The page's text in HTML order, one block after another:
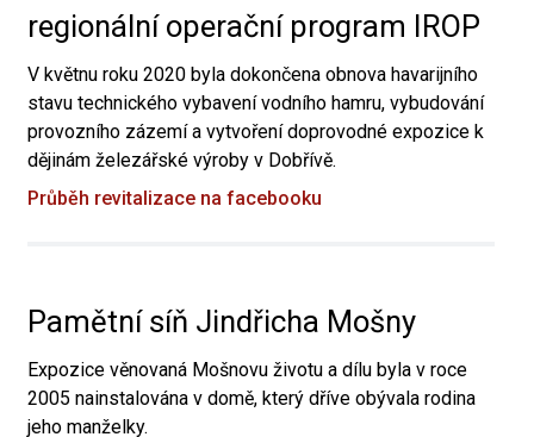
regionální operační program IROP
V květnu roku 2020 byla dokončena obnova havarijního
stavu technického vybavení vodního hamru, vybudování
provozního zázemí a vytvoření doprovodné expozice k
dějinám železářské výroby v Dobřívě.
Průběh revitalizace na facebooku
Pamětní síň Jindřicha Mošny
Expozice věnovaná Mošnovu životu a dílu byla v roce
2005 nainstalována v domě, který dříve obývala rodina
jeho manželky.